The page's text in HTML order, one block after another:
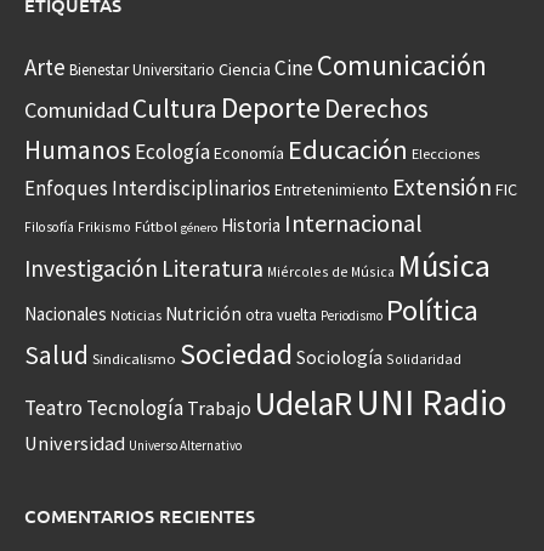
ETIQUETAS
Arte Bienestar Universitario Ciencia CineComunicación
Comunidad Cultura Deporte Derechos
Humanos EcologíaEconomía Educación Elecciones
Enfoques Interdisciplinarios Entretenimiento Extensión FIC
Filosofía Frikismo Fútbol género Historia Internacional
Investigación Literatura Miércoles de Música Música
Nacionales Noticias Nutrición otra vuelta Periodismo Política
Salud Sindicalismo Sociedad Sociología Solidaridad
Teatro Tecnología Trabajo UdelaRUNI Radio
Universidad Universo Alternativo
COMENTARIOS RECIENTES